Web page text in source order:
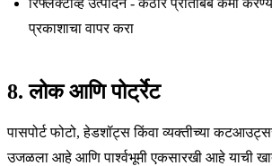
प्रकाशाचा वापर करा
8. लोक आणि पोर्ट्रेट
पासपोर्ट फोटो, हेडशॉट्स किंवा व्यक्तीच्या
उजळला आहे आणि पार्श्वभूमी एकसारखी आहे याची